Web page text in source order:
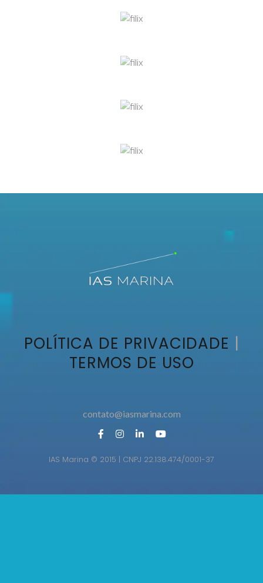
POLÍTICA DE PRIVACIDADE |
TERMOS DE USO
contato@iasmarina.com
IAS Marina © 2015 | CNPJ 22.138.474/0001-37